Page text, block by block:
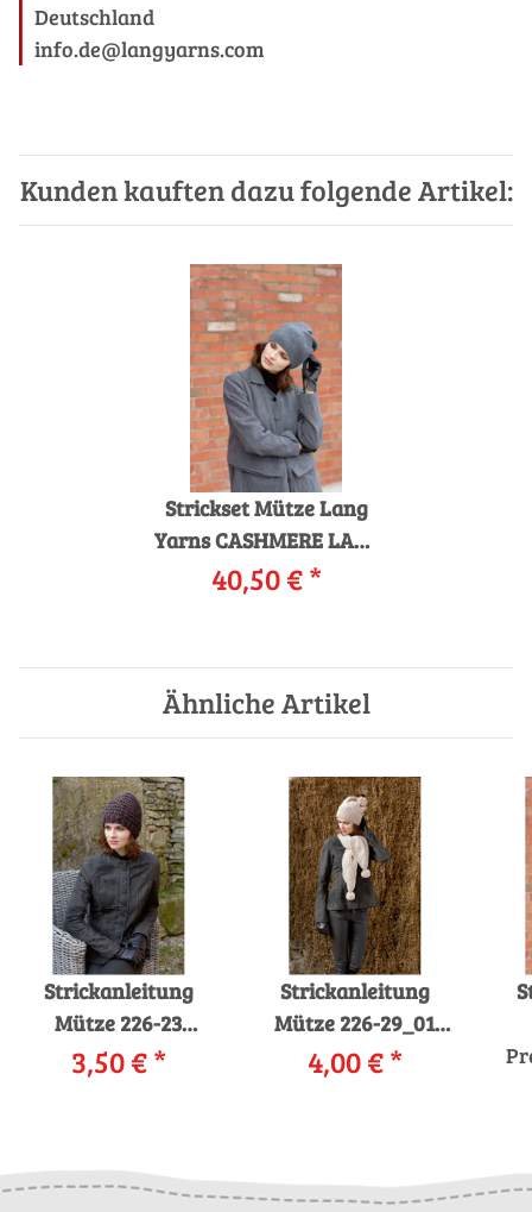
Deutschland
info.de@langyarns.com
Kunden kauften dazu folgende Artikel:
Strickset Mütze Lang
Yarns CASHMERE LACE
mit Anleitung in
garnwelt-Box
40,50 €*
Ähnliche Artikel
Strickanleitung
Mütze 226-23
LANGYARNS
VIRGINIA als
3,50 €*
Strickanleitung
Mütze 226-29_01
LANGYARNS
MERINO+ als
4,00 €*